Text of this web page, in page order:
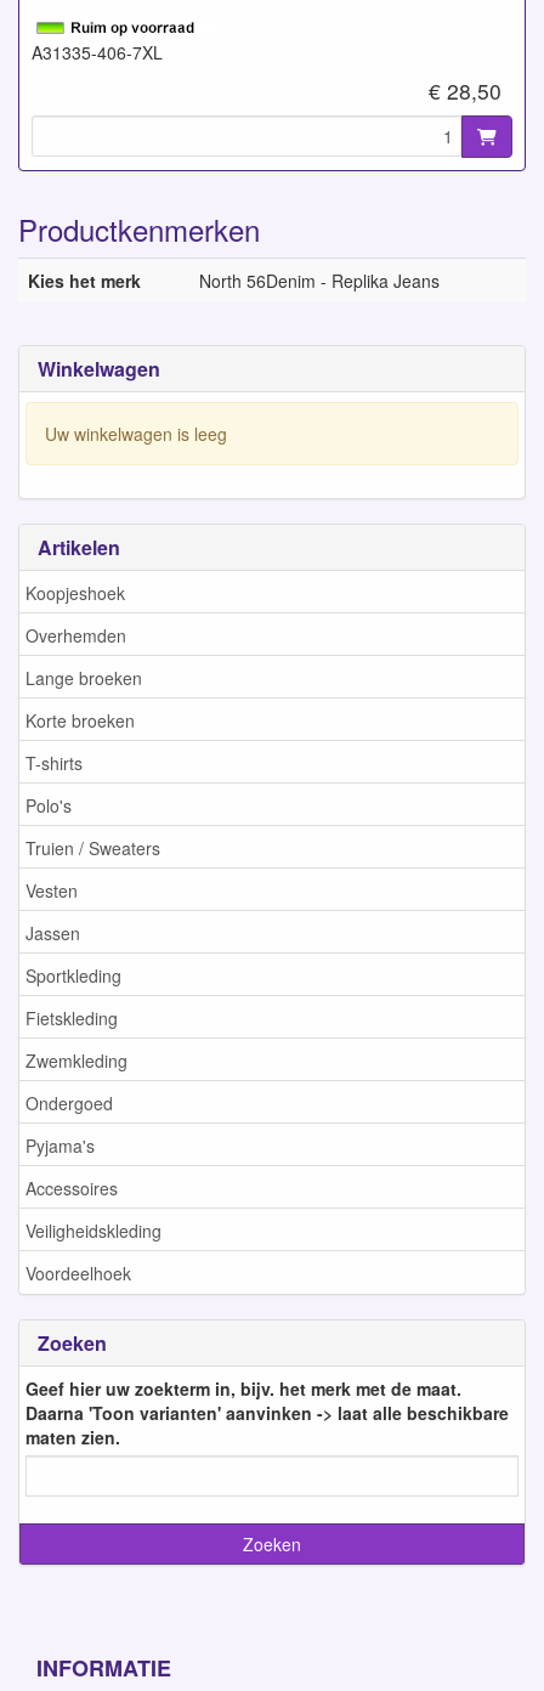
Winkelwagen
Uw winkelwagen is leeg
Artikelen
Koopjeshoek
Overhemden
Lange broeken
Korte broeken
T-shirts
Polo's
Truien / Sweaters
Vesten
Jassen
Sportkleding
Fietskleding
Zwemkleding
Ondergoed
Pyjama's
Accessoires
Veiligheidskleding
Voordeelhoek
Zoeken
Geef hier uw zoekterm in, bijv. het merk met de maat.
Daarna 'Toon varianten' aanvinken -> laat alle beschikbare
maten zien.
A31335-406-7XL
€ 28,50
Productkenmerken
Kies het merk North 56Denim - Replika Jeans
INFORMATIE